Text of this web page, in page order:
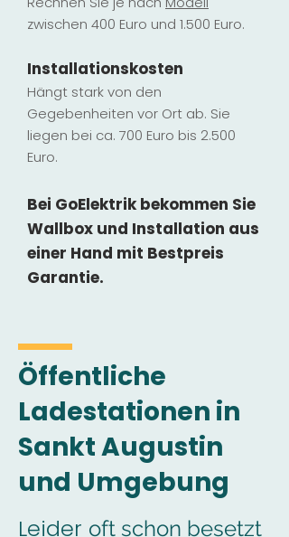
zwischen 400 Euro und 1.500 Euro.
Installationskosten
Hängt stark von den
Gegebenheiten vor Ort ab. Sie
liegen bei ca. 700 Euro bis 2.500
Euro.
Bei GoElektrik bekommen Sie
Wallbox und Installation aus
einer Hand mit Bestpreis
Garantie.
Öffentliche
Ladestationen in
Sankt Augustin
und Umgebung
Leider oft schon besetzt